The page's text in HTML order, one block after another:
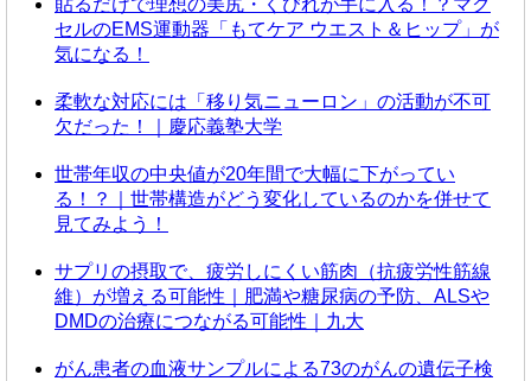
セルのEMS運動器「もてケア ウエスト＆ヒップ」が
気になる！
柔軟な対応には「移り気ニューロン」の活動が不可
欠だった！｜慶応義塾大学
世帯年収の中央値が20年間で大幅に下がってい
る！？｜世帯構造がどう変化しているのかを併せて
見てみよう！
サプリの摂取で、疲労しにくい筋肉（抗疲労性筋線
維）が増える可能性｜肥満や糖尿病の予防、ALSや
DMDの治療につながる可能性｜九大
がん患者の血液サンプルによる73のがんの遺伝子検